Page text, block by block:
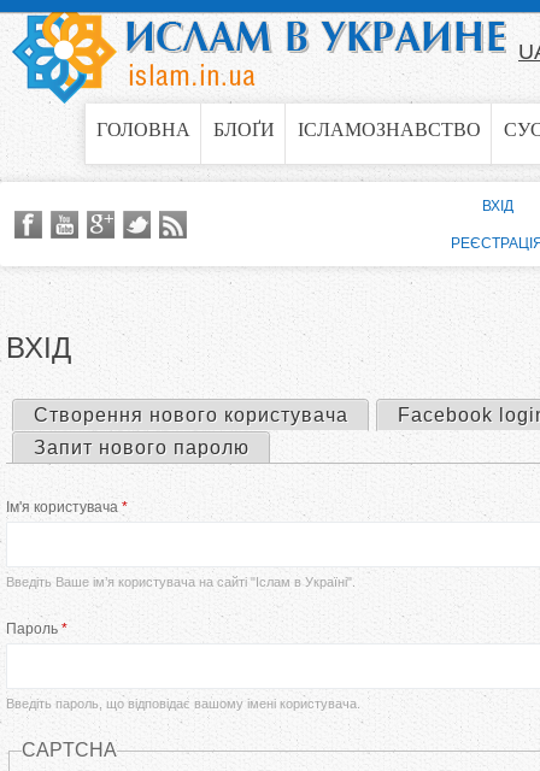
Jump to navigation
ГОЛОВНА БЛОҐИ ІСЛАМОЗНАВСТВО
ВХІД
е
в
н
Створення нового користувача
Facebook
Запит нового паролю
Ім'я користувача *
Введіть Ваше ім’я користувача на сайті "Іслам в Україні".
Пароль *
Введіть пароль, що відповідає вашому імені користувача.
CAPTCHA
ВХІД